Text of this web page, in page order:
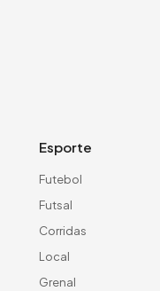
Esporte
Futebol
Futsal
Corridas
Local
Grenal